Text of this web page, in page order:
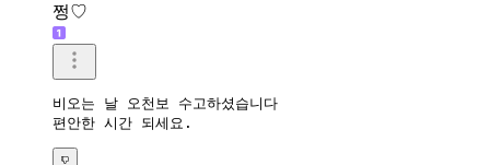
쩡♡
비오는 날 오천보 수고하셨습니다
편안한 시간 되세요.